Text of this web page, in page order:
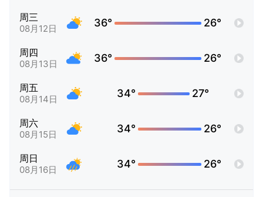
周三
08月12日 36° 26°
周四
08月13日 36° 26°
周五
08月14日 34° 27°
周六
08月15日 34° 26°
周日
08月16日 34° 26°